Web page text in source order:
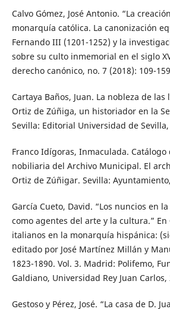
Calvo Gómez, José Antonio. “La
monarquía católica. La canonización
Fernando III (1201-1252) y la
sobre su culto inmemorial en el siglo
derecho canónico, no. 7 (2018): 109-
Cartaya Baños, Juan. La nobleza de
Ortiz de Zúñiga, un historiador en la
Sevilla: Editorial Universidad de Sevilla,
Franco Idígoras, Inmaculada. Catálogo
nobiliaria del Archivo Municipal. El
Ortiz de Zúñigar. Sevilla:
García Cueto, David. “Los nuncios en
como agentes del arte y la cultura.”
italianos en la monarquía hispánica:
editado por José Martínez Millán y
1823-1890. Vol. 3. Madrid: Polifemo,
Galdiano, Universidad Rey Juan Carlos,
Gestoso y Pérez, José. “La casa de D.